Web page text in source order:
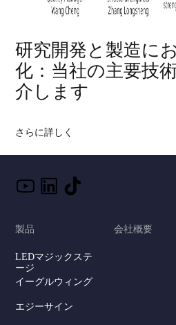
研究開発と製造に
化：当社の主要技
介します
さらに詳しく
製品
LEDマジックステ
ージ
イーグルウィング
エジーサイン
会社概要